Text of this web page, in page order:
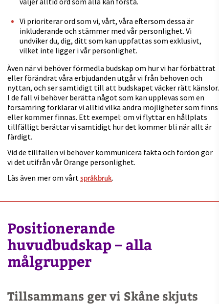
Vi prioriterar ord som vi, vårt, våra eftersom dessa är
inkluderande och stämmer med vår personlighet. Vi
undviker du, dig, ditt som kan uppfattas som exklusivt,
vilket inte ligger i vår personlighet.
Även när vi behöver förmedla budskap om hur vi har förbättrat
eller förändrat våra erbjudanden utgår vi från behoven och
nyttan, och ser samtidigt till att budskapet väcker rätt känslor.
I de fall vi behöver berätta något som kan upplevas som en
försämring förklarar vi alltid vilka andra möjligheter som finns
eller kommer finnas. Ett exempel: om vi flyttar en hållplats
tillfälligt berättar vi samtidigt hur det kommer bli när allt är
färdigt.
Vid de tillfällen vi behöver kommunicera fakta och fordon gör
vi det utifrån vår Orange personlighet.
Läs även mer om vårtspråkbruk.
Positionerande
huvudbudskap – alla
målgrupper
Tillsammans ger vi Skåne skjuts